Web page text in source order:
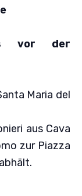
vor der
Maria del
aus Cava
zur Piazza